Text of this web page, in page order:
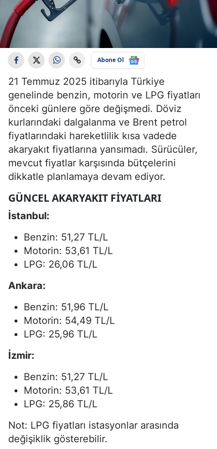
Abone Ol
21 Temmuz 2025 itibarıyla Türkiye
genelinde benzin, motorin ve LPG fiyatları
önceki günlere göre değişmedi. Döviz
kurlarındaki dalgalanma ve Brent petrol
fiyatlarındaki hareketlilik kısa vadede
akaryakıt fiyatlarına yansımadı. Sürücüler,
mevcut fiyatlar karşısında bütçelerini
dikkatle planlamaya devam ediyor.
GÜNCEL AKARYAKIT FIYATLARI
İstanbul:
Benzin: 51,27 TL/L
Motorin: 53,61 TL/L
LPG: 26,06 TL/L
Ankara:
Benzin: 51,96 TL/L
Motorin: 54,49 TL/L
LPG: 25,96 TL/L
İzmir:
Benzin: 51,27 TL/L
Motorin: 53,61 TL/L
LPG: 25,86 TL/L
Not: LPG fiyatları istasyonlar arasında
değişiklik gösterebilir.